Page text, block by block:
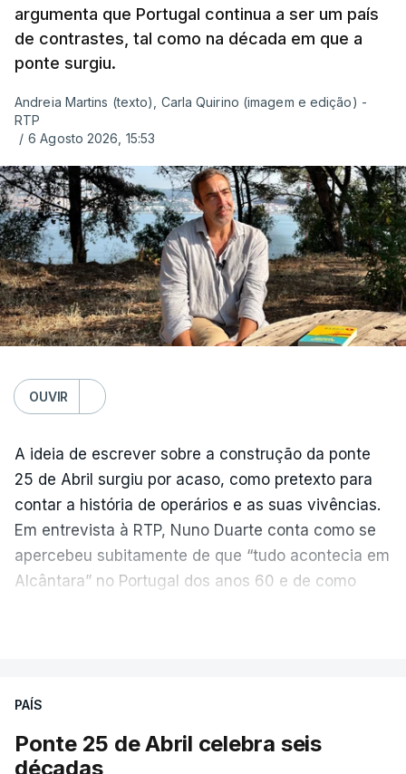
argumenta que Portugal continua a ser um país
de contrastes, tal como na década em que a
ponte surgiu.
Andreia Martins (texto), Carla Quirino (imagem e edição) -
RTP
/ 6 Agosto 2026, 15:53
OUVIR
A ideia de escrever sobre a construção da ponte
25 de Abril surgiu por acaso, como pretexto para
contar a história de operários e as suas vivências.
Em entrevista à RTP, Nuno Duarte conta como se
apercebeu subitamente de que “tudo acontecia em
Alcântara” no Portugal dos anos 60 e de como
forma inesperada, através da literatura.
Em “Pés de Barro”,
PAÍS
Ponte 25 de Abril celebra seis
décadas